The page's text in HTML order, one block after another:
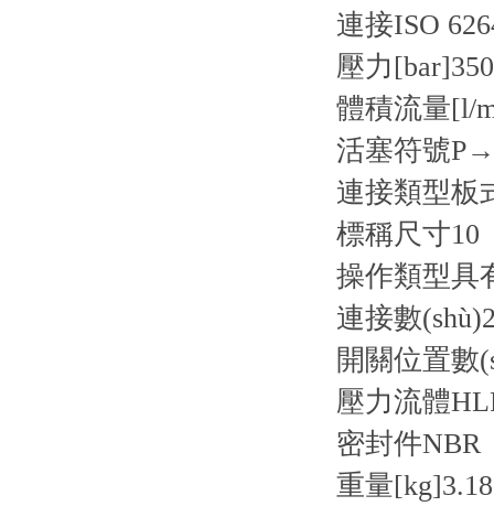
連接ISO
壓力[bar]350
體積流量[l/
活塞符號
連接類型板
標稱尺寸10
操作類型具
連接數(shù)
開關位置數
壓力流體
密封件NBR
重量[kg]3.18